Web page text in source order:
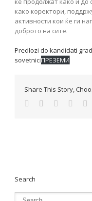
како коректори,
активности кои ќе ги
доброто на сите.
Predlozi do kandidati
sovetniciПРЕЗЕМИ
Share This Story,
Search